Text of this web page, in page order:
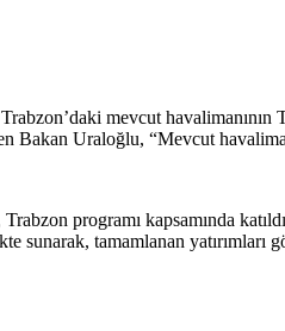
mevcut
Bakan Uraloğlu, “Mevcut
programı kapsamında
tamamlanan yatırımları